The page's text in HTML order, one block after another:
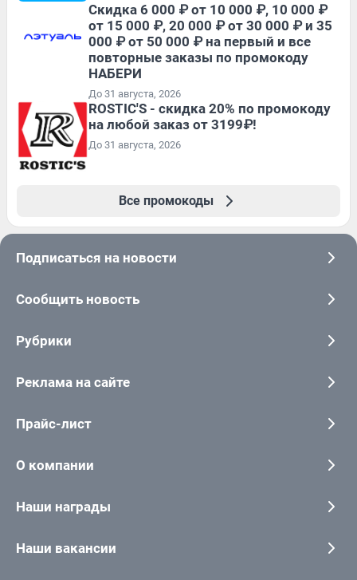
Скидка 6 000 ₽ от 10 000 ₽, 10 000 ₽
от 15 000 ₽, 20 000 ₽ от 30 000 ₽ и 35
000 ₽ от 50 000 ₽ на первый и все
повторные заказы по промокоду
НАБЕРИ
До 31 августа, 2026
ROSTIC'S - скидка 20% по промокоду
на любой заказ от 3199₽!
До 31 августа, 2026
Все промокоды
Подписаться на новости
Сообщить новость
Рубрики
Реклама на сайте
Прайс-лист
О компании
Наши награды
Наши вакансии